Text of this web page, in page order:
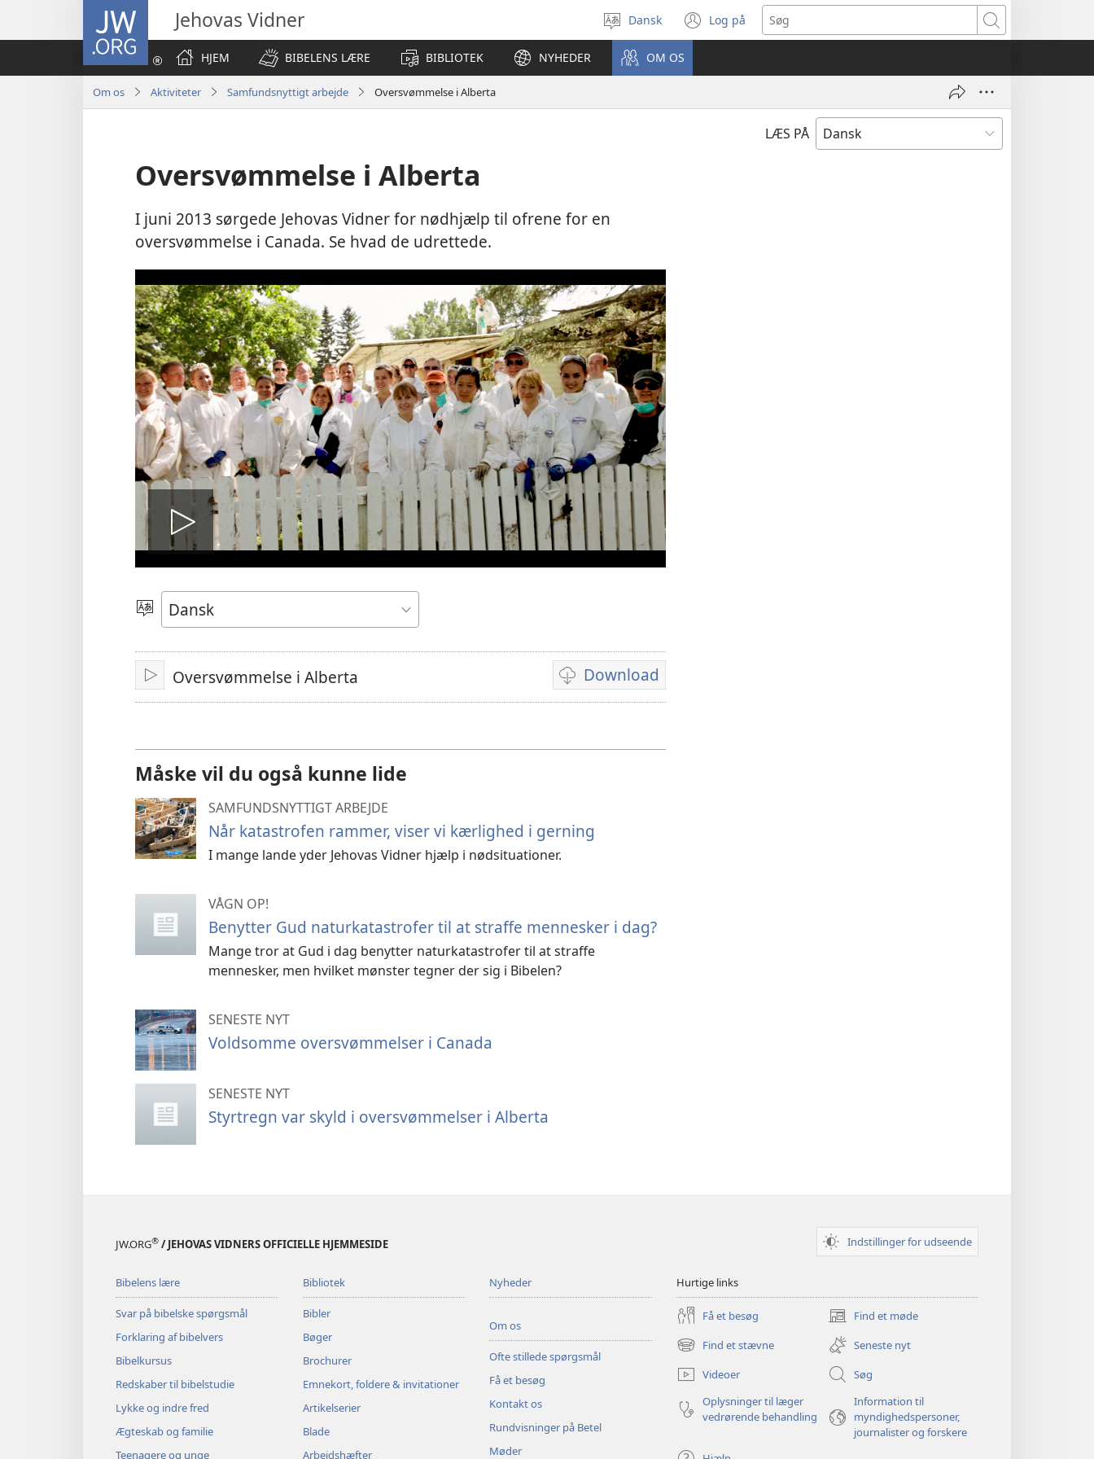
JW.ORG Jehovas Vidner
Vælg
sprog
Dansk Log på
(åbner
nyt
Søg
HJEM
BIBELENS LÆRE BIBLIOTEK NYHEDER OM OS
Om os Aktiviteter Samfundsnyttigt arbejde Oversvømmelse i Alberta
LÆS PÅ
Oversvømmelse i Alberta
I juni 2013 sørgede Jehovas Vidner for nødhjælp til ofrene for en
oversvømmelse i Canada. Se hvad de udrettede.
Afspil
video
Vælg
sprog
AfspilOversvømmelse i Alberta Download
Indstillinger
for
af
Måske vil du også kunne lide
SAMFUNDSNYTTIGT ARBEJDE
Når katastrofen rammer, viser vi kærlighed i gerning
I mange lande yder Jehovas Vidner hjælp i nødsituationer.
VÅGN OP!
Benytter Gud naturkatastrofer til at straffe mennesker i dag?
Mange tror at Gud i dag benytter naturkatastrofer til at straffe
mennesker, men hvilket mønster tegner der sig i Bibelen?
SENESTE NYT
Voldsomme oversvømmelser i Canada
SENESTE NYT
Styrtregn var skyld i oversvømmelser i Alberta
JW.ORG® / JEHOVAS VIDNERS OFFICIELLE HJEMMESIDE Indstillinger for udseende
Bibelens lære
Svar på bibelske spørgsmål
Forklaring af bibelvers
Bibelkursus
Redskaber til bibelstudie
Lykke og indre fred
Ægteskab og familie
Teenagere og unge
Bibliotek
Bibler
Bøger
Brochurer
Emnekort, foldere & invitationer
Artikelserier
Blade
Arbejdshæfter
Nyheder
Om os
Ofte stillede spørgsmål
Få et besøg
Kontakt os
Rundvisninger på Betel
Møder
Hurtige links
Få et besøg Find et møde
(åbner
nyt
vindue)
Find et stævne
(åbner
nyt
vindue)
Seneste nyt
Videoer
Søg
Oplysninger til læger
vedrørende behandling
Information til
myndighedspersoner,
journalister og forskere